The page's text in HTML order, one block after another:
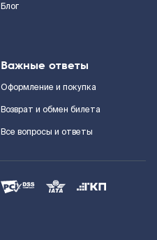
Блог
Важные ответы
Оформление и покупка
Возврат и обмен билета
Все вопросы и ответы